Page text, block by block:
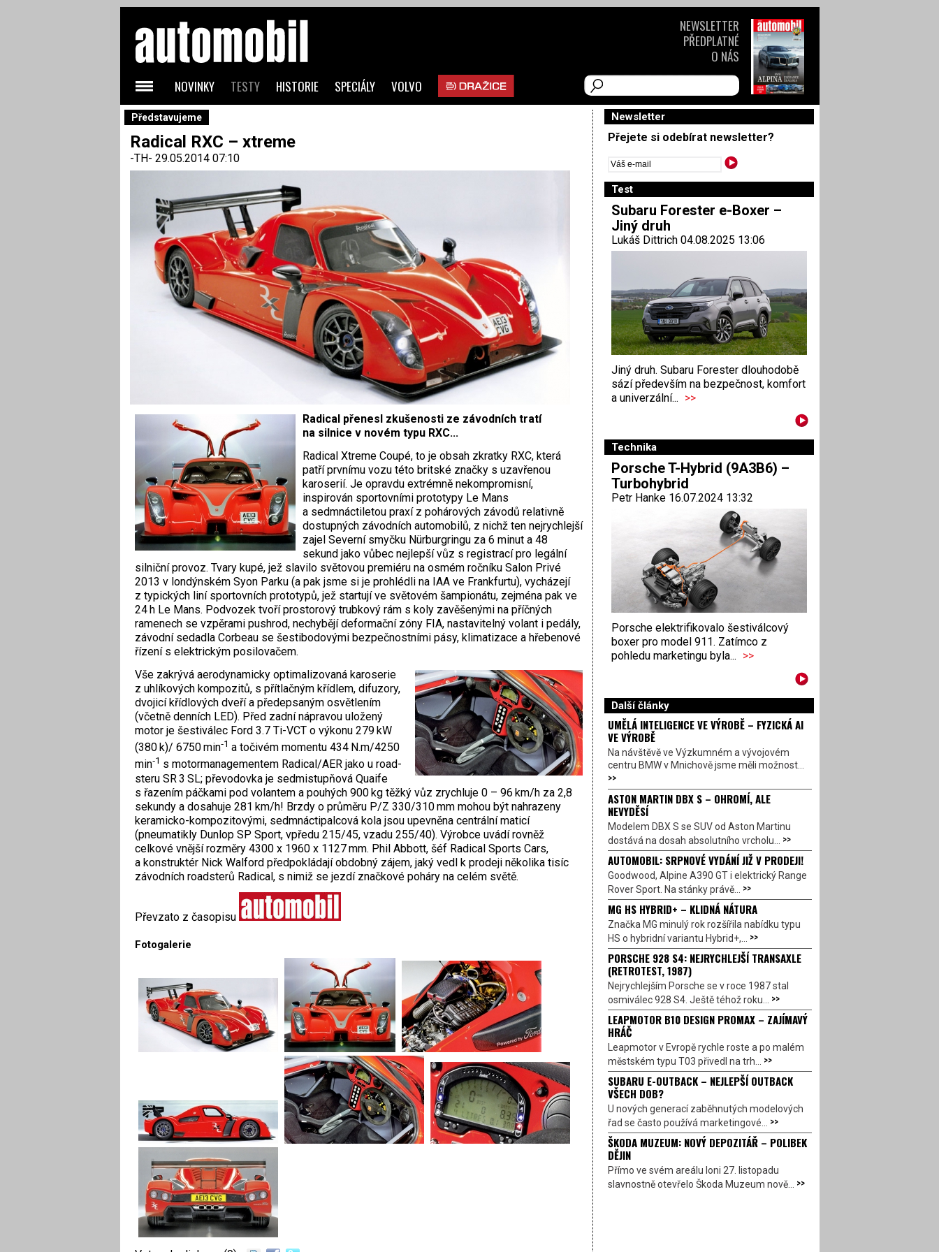
Představujeme
Radical RXC – xtreme
-TH- 29.05.2014 07:10
Radical přenesl zkušenosti ze závodních tratí
na silnice v novém typu RXC...
Radical Xtreme Coupé, to je obsah zkratky RXC, která
patří prvnímu vozu této britské značky s uzavřenou
karoserií. Je opravdu extrémně nekompromisní,
inspirován sportovními prototypy Le Mans
a sedmnáctiletou praxí z pohárových závodů relativně
dostupných závodních automobilů, z nichž ten nejrychlejší
zajel Severní smyčku Nürburgringu za 6 minut a 48
sekund jako vůbec nejlepší vůz s registrací pro legální
silniční provoz. Tvary kupé, jež slavilo světovou premiéru na osmém ročníku Salon Privé
2013 v londýnském Syon Parku (a pak jsme si je prohlédli na IAA ve Frankfurtu), vycházejí
z typických liní sportovních prototypů, jež startují ve světovém šampionátu, zejména pak ve
24 h Le Mans. Podvozek tvoří prostorový trubkový rám s koly zavěšenými na příčných
ramenech se vzpěrami pushrod, nechybějí deformační zóny FIA, nastavitelný volant i pedály,
závodní sedadla Corbeau se šestibodovými bezpečnostními pásy, klimatizace a hřebenové
řízení s elektrickým posilovačem.
Vše zakrývá aerodynamicky optimalizovaná karoserie
z uhlíkových kompozitů, s přítlačným křídlem, difuzory,
dvojicí křídlových dveří a předepsaným osvětlením
(včetně denních LED). Před zadní nápravou uložený
motor je šestiválec Ford 3.7 Ti-VCT o výkonu 279 kW
(380 k)/ 6750 min‑1 a točivém momentu 434 N.m/4250
min‑1 s motormanagementem Radical/AER jako u road-
steru SR 3 SL; převodovka je sedmistupňová Quaife
s řazením páčkami pod volantem a pouhých 900 kg těžký vůz zrychluje 0 – 96 km/h za 2,8
sekundy a dosahuje 281 km/h! Brzdy o průměru P/Z 330/310 mm mohou být nahrazeny
keramicko-kompozitovými, sedmnáctipalcová kola jsou upevněna centrální maticí
(pneumatikly Dunlop SP Sport, vpředu 215/45, vzadu 255/40). Výrobce uvádí rovněž
celkové vnější rozměry 4300 x 1960 x 1127 mm. Phil Abbott, šéf Radical Sports Cars,
a konstruktér Nick Walford předpokládají obdobný zájem, jaký vedl k prodeji několika tisíc
závodních roadsterů Radical, s nimiž se jezdí značkové poháry na celém světě.
Převzato z časopisu
Fotogalerie
Newsletter
Přejete si odebírat newsletter?
Test
Subaru Forester e-Boxer –
Jiný druh
Lukáš Dittrich 04.08.2025 13:06
Jiný druh. Subaru Forester dlouhodobě
sází především na bezpečnost, komfort
a univerzální... >>
Technika
Porsche T-Hybrid (9A3B6) –
Turbohybrid
Petr Hanke 16.07.2024 13:32
Porsche elektrifikovalo šestiválcový
boxer pro model 911. Zatímco z
pohledu marketingu byla... >>
Další články
UMĚLÁ INTELIGENCE VE VÝROBĚ – FYZICKÁ AI
VE VÝROBĚ
Na návštěvě ve Výzkumném a vývojovém
centru BMW v Mnichově jsme měli možnost...
>>
ASTON MARTIN DBX S – OHROMÍ, ALE
NEVYDĚSÍ
Modelem DBX S se SUV od Aston Martinu
dostává na dosah absolutního vrcholu... >>
AUTOMOBIL: SRPNOVÉ VYDÁNÍ JIŽ V PRODEJI!
Goodwood, Alpine A390 GT i elektrický Range
Rover Sport. Na stánky právě... >>
MG HS HYBRID+ – KLIDNÁ NÁTURA
Značka MG minulý rok rozšířila nabídku typu
HS o hybridní variantu Hybrid+,... >>
PORSCHE 928 S4: NEJRYCHLEJŠÍ TRANSAXLE
(RETROTEST, 1987)
Nejrychlejším Porsche se v roce 1987 stal
osmiválec 928 S4. Ještě téhož roku... >>
LEAPMOTOR B10 DESIGN PROMAX – ZAJÍMAVÝ
HRÁČ
Leapmotor v Evropě rychle roste a po malém
městském typu T03 přivedl na trh... >>
SUBARU E-OUTBACK – NEJLEPŠÍ OUTBACK
VŠECH DOB?
U nových generací zaběhnutých modelových
řad se často používá marketingové... >>
ŠKODA MUZEUM: NOVÝ DEPOZITÁŘ – POLIBEK
DĚJIN
Přímo ve svém areálu loni 27. listopadu
slavnostně otevřelo Škoda Muzeum nově... >>
NOVINKY TESTY HISTORIE SPECIÁLY VOLVO
NEWSLETTER
PŘEDPLATNÉ
O NÁS